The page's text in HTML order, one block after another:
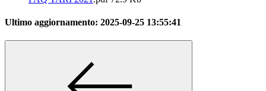
Ultimo aggiornamento: 2025-09-25 13:55:41